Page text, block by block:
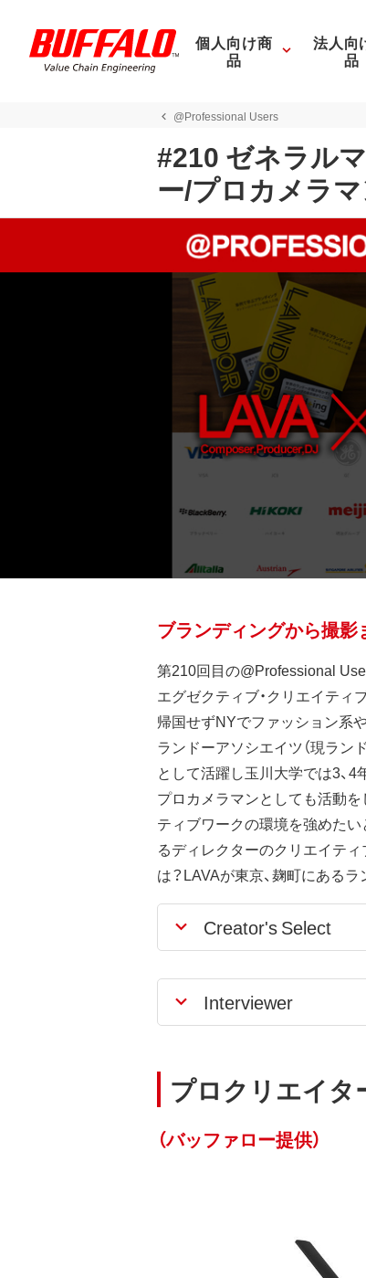
個人向け商
品
法人向
品
@Professional Users
#210 ゼネラル
ー/プロカメラ
ブランディングから撮
第210回目の@Professional
エグゼクティブ・クリエイティ
帰国せずNYでファッション系
ランドーアソシエイツ（現ラン
として活躍し玉川大学では3、4
プロカメラマンとしても活動
ティブワークの環境を強めたい
るディレクターのクリエイテ
は？LAVAが東京、麹町にある
Creator's Select
Interviewer
プロクリエイタ
（バッファロー提供）